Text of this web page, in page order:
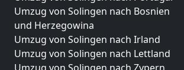
Umzug von Solingen nach Bosnien
und Herzegowina
Umzug von Solingen nach Irland
Umzug von Solingen nach Lettland
Umzug von Solingen nach Zypern